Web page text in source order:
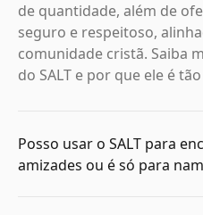
de quantidade, além de
seguro e respeitoso,
comunidade cristã. Saiba
do SALT e por que ele é
Posso usar o SALT para
amizades ou é só para